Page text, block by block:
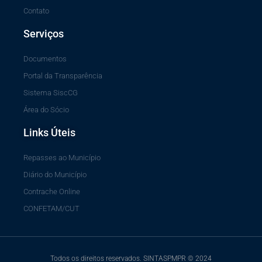
Contato
Serviços
Documentos
Portal da Transparência
Sistema SiscCG
Área do Sócio
Links Úteis
Repasses ao Município
Diário do Município
Contrache Online
CONFETAM/CUT
Todos os direitos reservados. SINTASPMPR © 2024